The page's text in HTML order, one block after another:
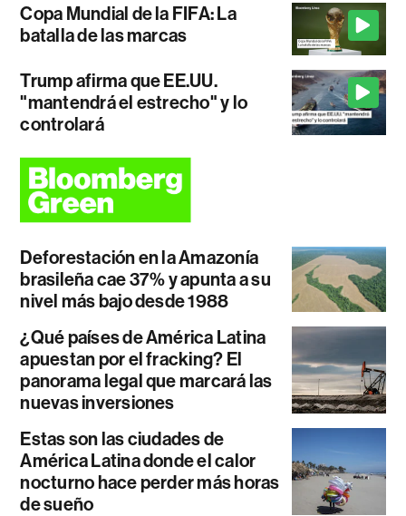
Copa Mundial de la FIFA: La
batalla de las marcas
Trump afirma que EE.UU.
"mantendrá el estrecho" y lo
controlará
Deforestación en la Amazonía
brasileña cae 37% y apunta a su
nivel más bajo desde 1988
¿Qué países de América Latina
apuestan por el fracking? El
panorama legal que marcará las
nuevas inversiones
Estas son las ciudades de
América Latina donde el calor
nocturno hace perder más horas
de sueño